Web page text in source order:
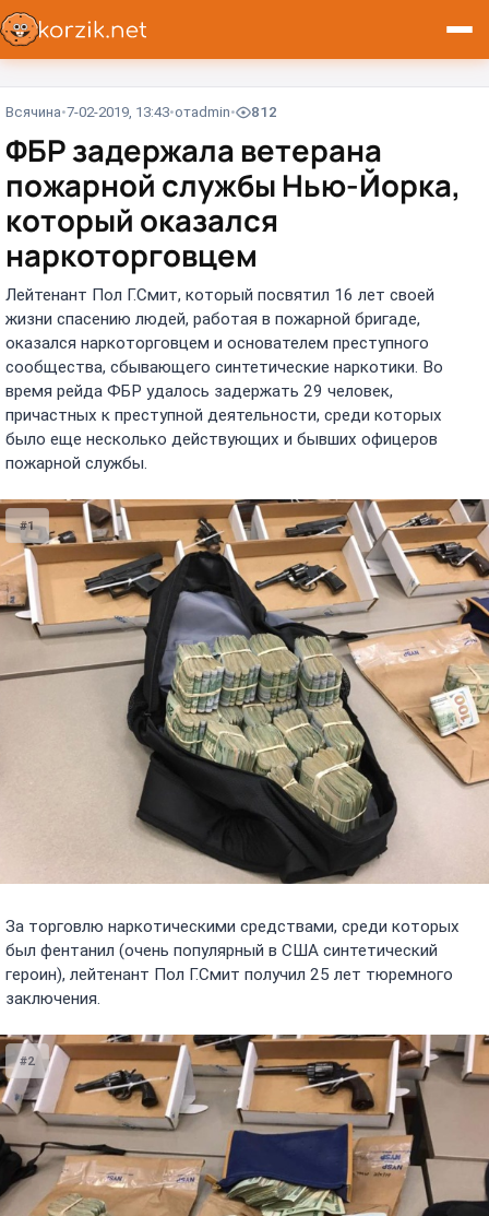
Всячина 7-02-2019, 13:43 отadmin 812
ФБР задержала ветерана
пожарной службы Нью-Йорка,
который оказался
наркоторговцем
Лейтенант Пол Г.Смит, который посвятил 16 лет своей
жизни спасению людей, работая в пожарной бригаде,
оказался наркоторговцем и основателем преступного
сообщества, сбывающего синтетические наркотики. Во
время рейда ФБР удалось задержать 29 человек,
причастных к преступной деятельности, среди которых
было еще несколько действующих и бывших офицеров
пожарной службы.
#1
За торговлю наркотическими средствами, среди которых
был фентанил (очень популярный в США синтетический
героин), лейтенант Пол Г.Смит получил 25 лет тюремного
заключения.
#2